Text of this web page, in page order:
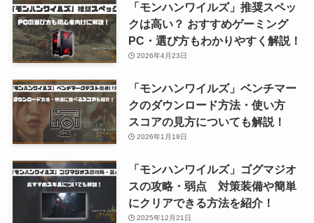
「モンハンワイルズ」推奨スペッ
クは高い？ おすすめゲーミング
PC・選び方もわかりやすく解説！
2026年4月23日
「モンハンワイルズ」ベンチマー
クのダウンロード方法・使い方
スコアの見方についても解説！
2026年1月19日
「モンハンワイルズ」ゴグマジオ
スの攻略・弱点 対策装備や簡単
にクリアできる方法を紹介！
2025年12月21日